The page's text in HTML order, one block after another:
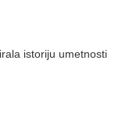
istoriju umetnosti